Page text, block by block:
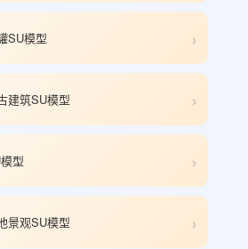
SU模型 ›
建筑SU模型 ›
型 ›
景观SU模型 ›